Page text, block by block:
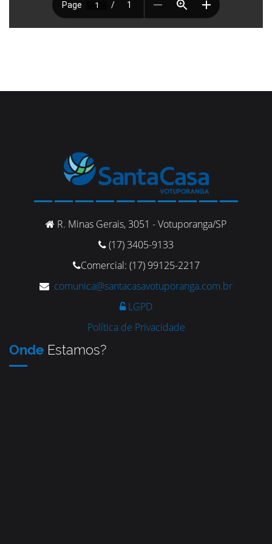
R. Minas Gerais, 3051 - Votuporanga/SP
(17) 3405-9133
Comercial: (17) 99125-2217
comunica@santacasavotuporanga.com.br
LGPD
Política de Privacidade
Onde Estamos?